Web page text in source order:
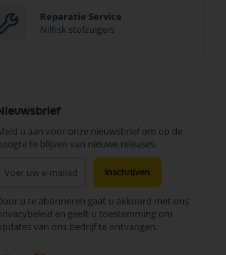
Reparatie Service
Nilfisk stofzuigers
Nieuwsbrief
u aan voor onze nieuwsbrief om op de
te blijven van nieuwe releases.
Inschrijven
u te abonneren gaat u akkoord met ons
en geeft u toestemming om
van ons bedrijf te ontvangen.